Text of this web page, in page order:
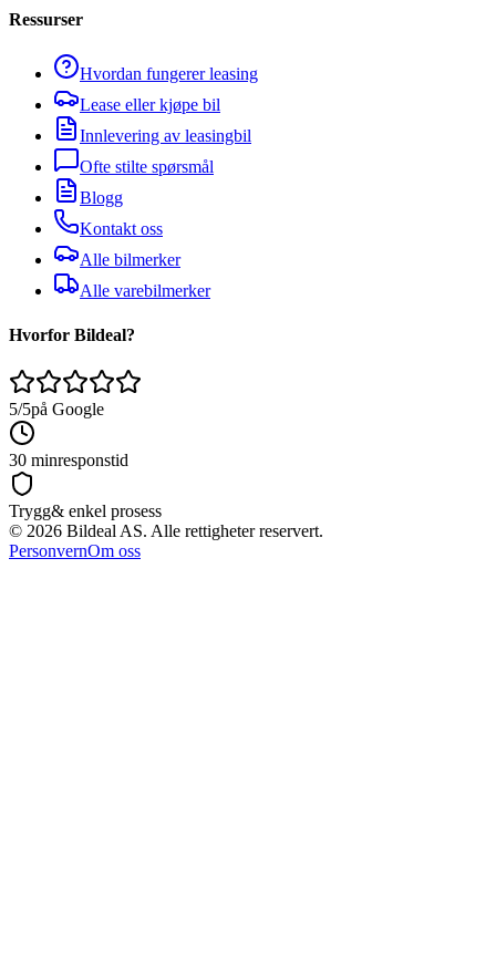
Ressurser
Hvordan fungerer leasing
Lease eller kjøpe bil
Innlevering av leasingbil
Ofte stilte spørsmål
Blogg
Kontakt oss
Alle bilmerker
Alle varebilmerker
Hvorfor Bildeal?
5/5på Google
30 minresponstid
Trygg& enkel prosess
© 2026 Bildeal AS. Alle rettigheter reservert.
PersonvernOm oss